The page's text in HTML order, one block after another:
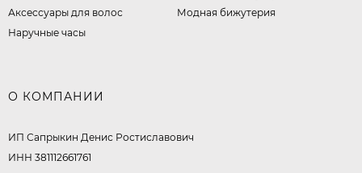
Аксессуары для волос
Наручные часы
Модная бижутерия
О КОМПАНИИ
ИП Сапрыкин Денис Ростиславович
ИНН 381112661761